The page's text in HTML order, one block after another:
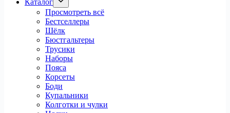
Каталог
Просмотреть всё
Бестселлеры
Шёлк
Бюстгальтеры
Трусики
Наборы
Пояса
Корсеты
Боди
Купальники
Колготки и чулки